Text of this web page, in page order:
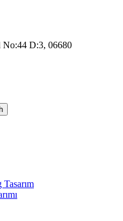
No:44 D:3, 06680